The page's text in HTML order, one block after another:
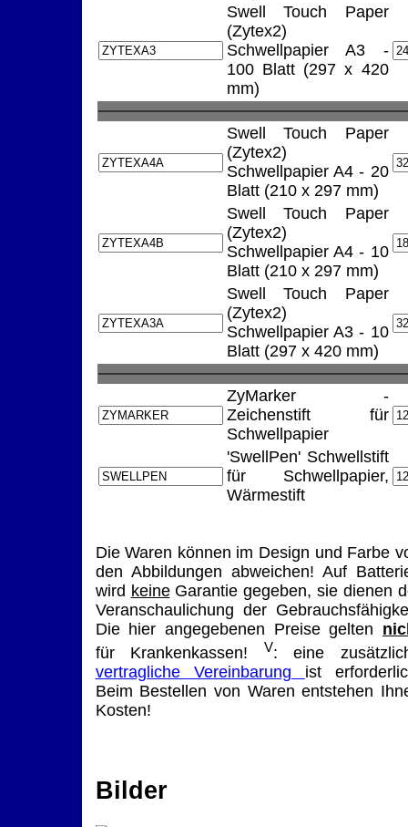
Swell Touch Paper
(Zytex2)
Schwellpapier A3 -
100 Blatt (297 x 420
mm)
Swell Touch Paper
(Zytex2)
Schwellpapier A4 - 20
Blatt (210 x 297 mm)
Swell Touch Paper
(Zytex2)
Schwellpapier A4 - 10
Blatt (210 x 297 mm)
Swell Touch Paper
(Zytex2)
Schwellpapier A3 - 10
Blatt (297 x 420 mm)
ZyMarker -
Zeichenstift für
Schwellpapier
'SwellPen' Schwellstift
für Schwellpapier,
Wärmestift
Die Waren können im Design und Farbe
den Abbildungen abweichen! Auf
wird keineGarantie gegeben, sie dienen
Veranschaulichung der
Die hier angegebenen Preise gelten
für Krankenkassen!
V: eine
vertragliche Vereinbarung ist
Beim Bestellen von Waren entstehen
Kosten!
Bilder